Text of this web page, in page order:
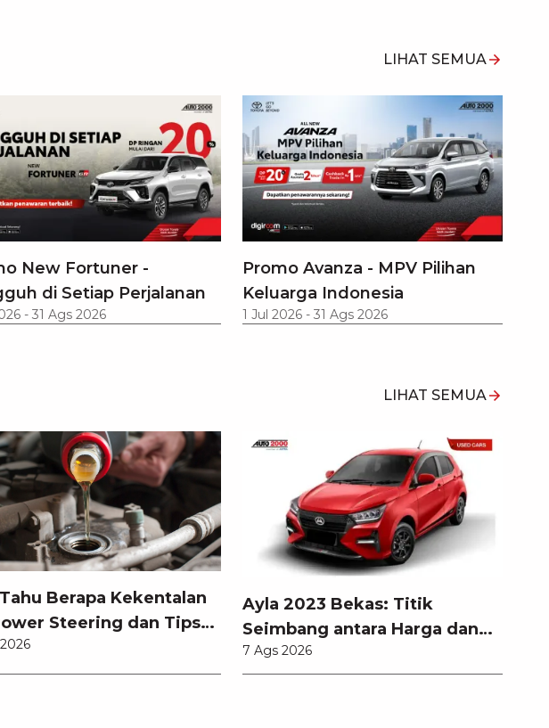
LIHAT SEMUA
New Fortuner -
di Setiap Perjalanan
- 31 Ags 2026
Promo Avanza - MPV Pilihan
Keluarga Indonesia
1 Jul 2026 - 31 Ags 2026
LIHAT SEMUA
Berapa Kekentalan
Steering dan Tips
Ayla 2023 Bekas: Titik
Seimbang antara Harga dan
Pembaruan Teknologi
7 Ags 2026